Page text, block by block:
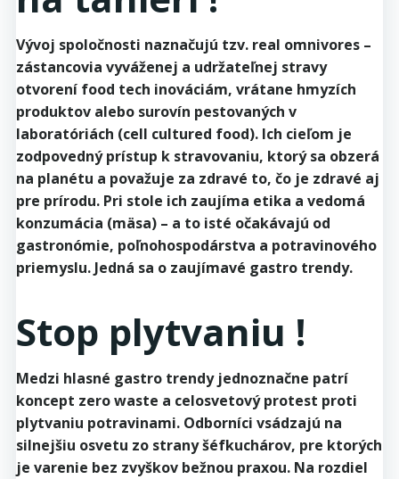
Vývoj spoločnosti naznačujú tzv. real omnivores –
zástancovia vyváženej a udržateľnej stravy
otvorení food tech inováciám, vrátane hmyzích
produktov alebo surovín pestovaných v
laboratóriách (cell cultured food). Ich cieľom je
zodpovedný prístup k stravovaniu, ktorý sa obzerá
na planétu a považuje za zdravé to, čo je zdravé aj
pre prírodu. Pri stole ich zaujíma etika a vedomá
konzumácia (mäsa) – a to isté očakávajú od
gastronómie, poľnohospodárstva a potravinového
priemyslu. Jedná sa o zaujímavé gastro trendy.
Stop plytvaniu !
Medzi hlasné gastro trendy jednoznačne patrí
koncept zero waste a celosvetový protest proti
plytvaniu potravinami. Odborníci vsádzajú na
silnejšiu osvetu zo strany šéfkuchárov, pre ktorých
je varenie bez zvyškov bežnou praxou. Na rozdiel